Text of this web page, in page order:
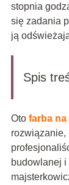
stopnia
się zadania
ją
Spis
Oto farba na
rozwiązanie,
budowlanej